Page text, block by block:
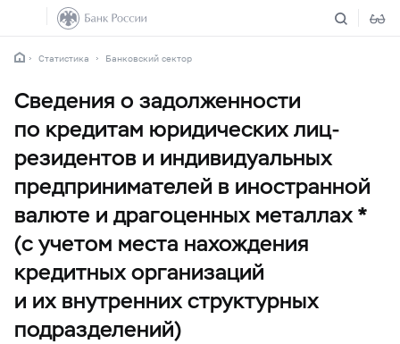
Статистика Банковский сектор
Сведения о задолженности
по кредитам юридических лиц-
резидентов и индивидуальных
предпринимателей в иностранной
валюте и драгоценных металлах *
(с учетом места нахождения
кредитных организаций
и их внутренних структурных
подразделений)